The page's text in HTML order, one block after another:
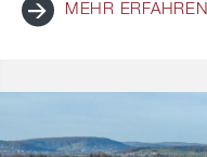
MEHR ERFAHREN